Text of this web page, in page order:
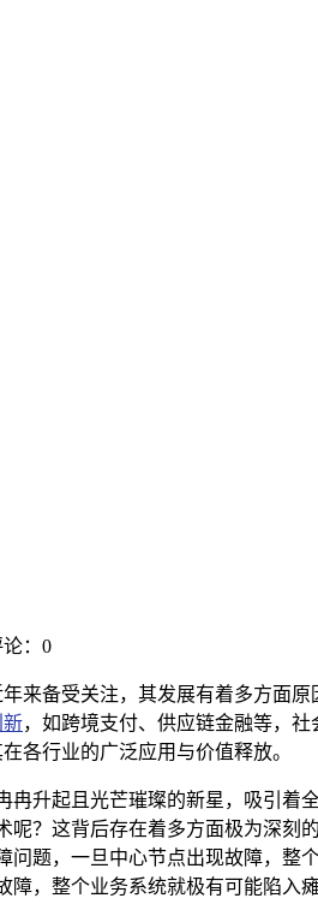
：0
来备受关注，其发展有着多方面
新，如跨境支付、供应链金融等，
各行业的广泛应用与价值释放。
升起且光芒璀璨的新星，吸引
？这背后存在着多方面极为深
题，一旦中心节点出现故障，
，整个业务系统就极有可能陷入